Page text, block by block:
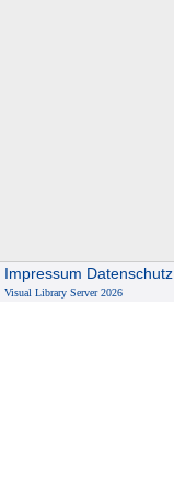
Impressum Datenschutz
Visual Library Server 2026